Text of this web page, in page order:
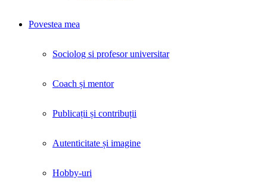
Povestea mea
Sociolog si profesor universitar
Coach și mentor
Publicații și contribuții
Autenticitate și imagine
Hobby-uri